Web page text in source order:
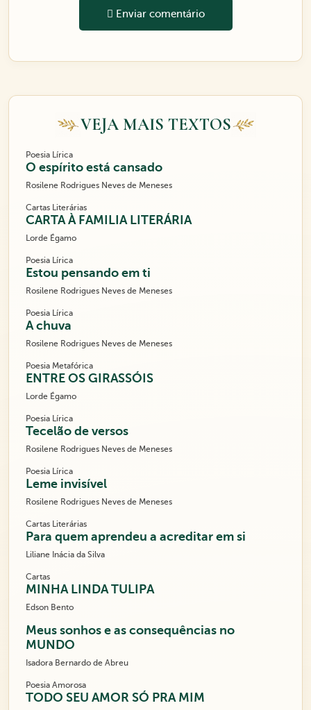
Enviar comentário
VEJA MAIS TEXTOS
Poesia Lírica
O espírito está cansado
Rosilene Rodrigues Neves de Meneses
Cartas Literárias
CARTA À FAMILIA LITERÁRIA
Lorde Égamo
Poesia Lírica
Estou pensando em ti
Rosilene Rodrigues Neves de Meneses
Poesia Lírica
A chuva
Rosilene Rodrigues Neves de Meneses
Poesia Metafórica
ENTRE OS GIRASSÓIS
Lorde Égamo
Poesia Lírica
Tecelão de versos
Rosilene Rodrigues Neves de Meneses
Poesia Lírica
Leme invisível
Rosilene Rodrigues Neves de Meneses
Cartas Literárias
Para quem aprendeu a acreditar em si
Liliane Inácia da Silva
Cartas
MINHA LINDA TULIPA
Edson Bento
Meus sonhos e as consequências no
MUNDO
Isadora Bernardo de Abreu
Poesia Amorosa
TODO SEU AMOR SÓ PRA MIM